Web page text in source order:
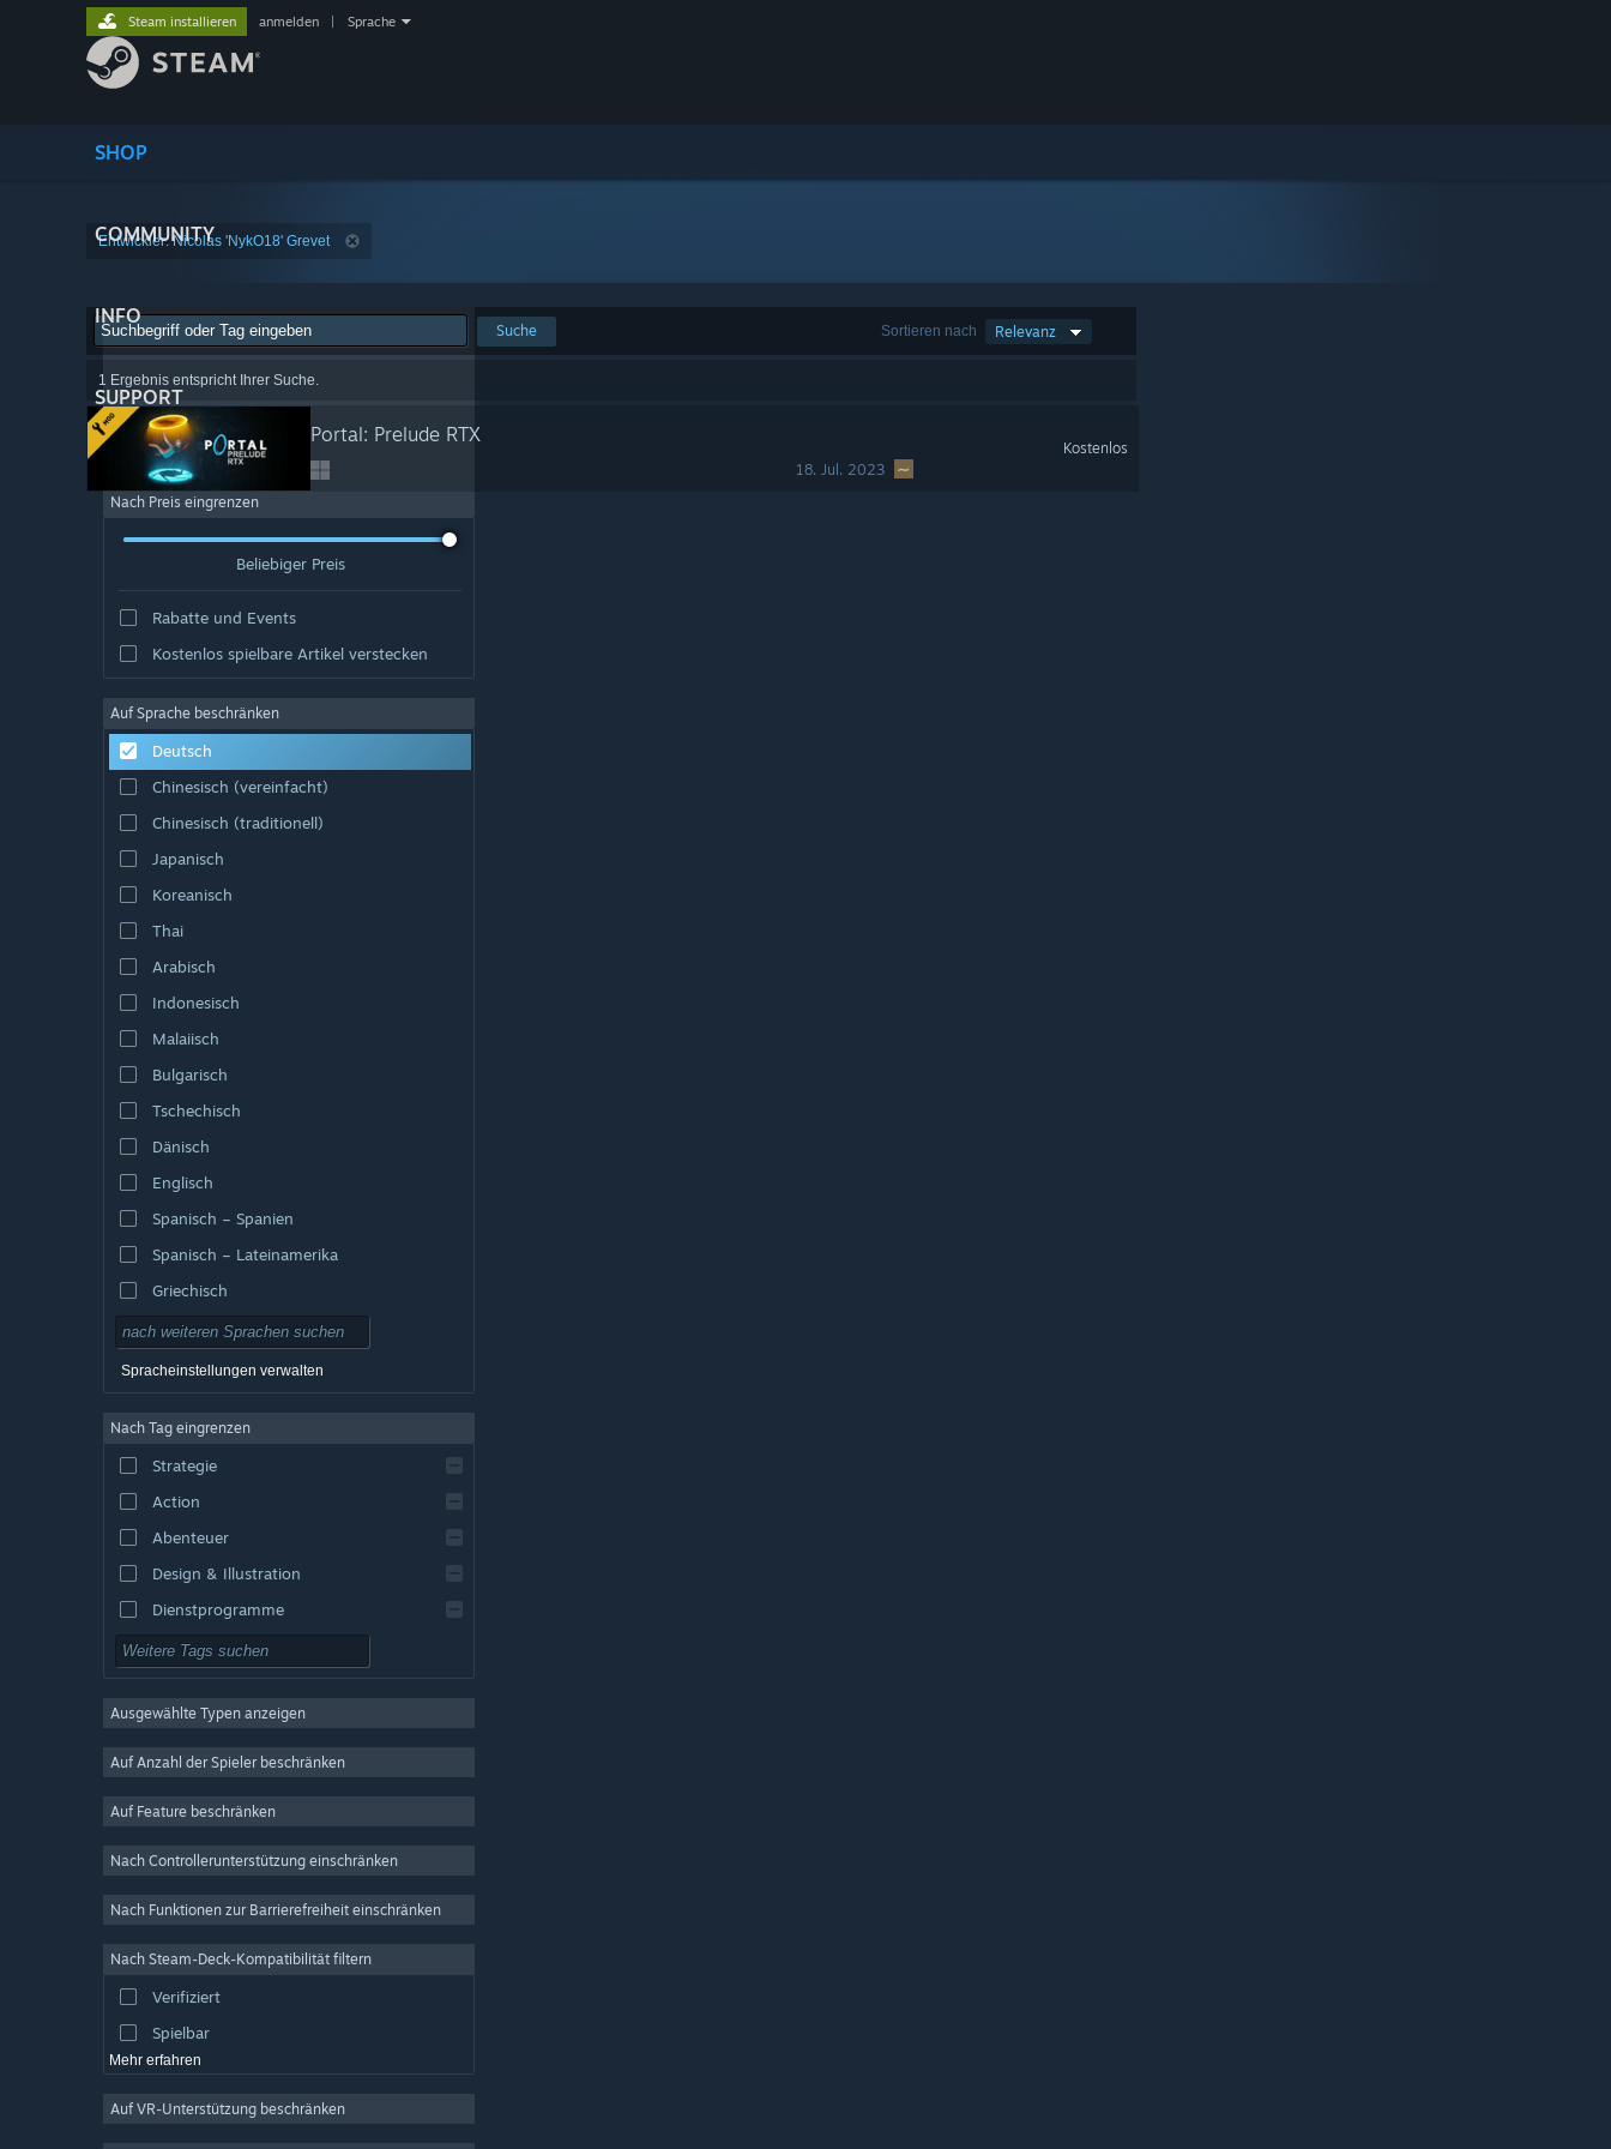
SHOP
COMMUNITY
INFO
SUPPORT
Steam installieren anmelden Sprache
Entwickler: Nicolas 'NykO18' Grevet
Sortieren nach Relevanz
Suche
1 Ergebnis entspricht Ihrer Suche.
Portal: Prelude RTX
18. Jul. 2023
Kostenlos
Nach Preis eingrenzen
Beliebiger Preis
Rabatte und Events
Kostenlos spielbare Artikel verstecken
Auf Sprache beschränken
Deutsch
Chinesisch (vereinfacht)
Chinesisch (traditionell)
Japanisch
Koreanisch
Thai
Arabisch
Indonesisch
Malaiisch
Bulgarisch
Tschechisch
Dänisch
Englisch
Spanisch – Spanien
Spanisch – Lateinamerika
Griechisch
Spracheinstellungen verwalten
Nach Tag eingrenzen
Strategie
Action
Abenteuer
Design & Illustration
Dienstprogramme
Kostenlos spielbar
MMO
Indie
Simulation
Videoproduktion
Fotobearbeitung
Ausgewählte Typen anzeigen
Auf Anzahl der Spieler beschränken
Auf Feature beschränken
Nach Controllerunterstützung einschränken
Nach Funktionen zur Barrierefreiheit einschränken
Nach Steam-Deck-Kompatibilität filtern
Verifiziert
Spielbar
Mehr erfahren
Auf VR-Unterstützung beschränken